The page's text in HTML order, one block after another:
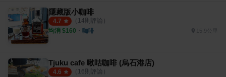
隱藏版小咖啡
4.7 （ 14則評論）
均消 $160 ・ 咖啡 15.9公里
Tjuku cafe 啾咕咖啡 (烏石港店)
4.6 （ 16則評論）